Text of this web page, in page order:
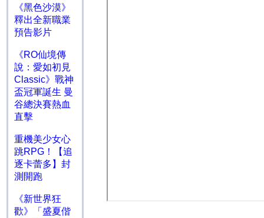
《黑色沙漠》
釋出全新職業
預告影片
《RO仙境傳
說：愛如初見
Classic》戰神
盃冠軍誕生 曼
谷總決賽熱血
直擊
重機美少女心
跳RPG！【追
逐卡蕾多】封
測開跑
《新世界狂
歡》「盛夏偕